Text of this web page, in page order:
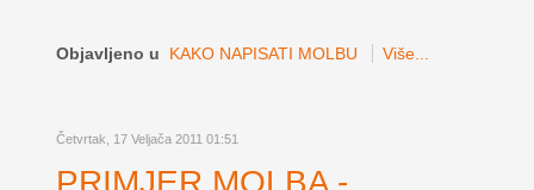
Objavljeno u KAKO NAPISATI MOLBU Više...
Četvrtak, 17 Veljača 2011 01:51
PRIMJER MOLBA -